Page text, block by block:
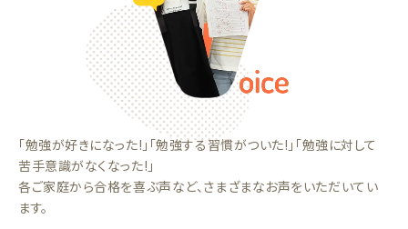
「勉強が好きになった!」「勉強する習慣がついた!」「勉強に対して
苦手意識がなくなった!」
各ご家庭から合格を喜ぶ声など、さまざまなお声をいただいてい
ます。